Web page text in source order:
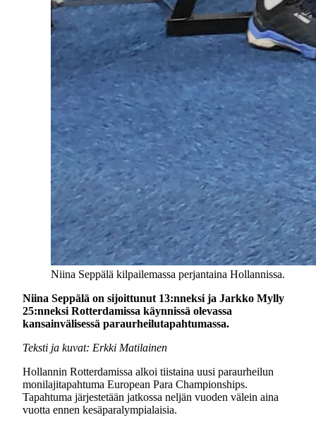
Niina Seppälä kilpailemassa perjantaina Hollannissa.
Niina Seppälä on sijoittunut 13:nneksi ja Jarkko Mylly
25:nneksi Rotterdamissa käynnissä olevassa
kansainvälisessä paraurheilutapahtumassa.
Teksti ja kuvat: Erkki Matilainen
Hollannin Rotterdamissa alkoi tiistaina uusi paraurheilun
monilajitapahtuma European Para Championships.
Tapahtuma järjestetään jatkossa neljän vuoden välein aina
vuotta ennen kesäparalympialaisia.